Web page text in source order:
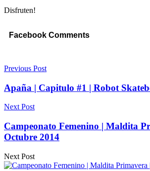
Disfruten!
Facebook Comments
Previous Post
Apaña | Capitulo #1 | Robot
Next Post
Campeonato Femenino | Maldita
Octubre 2014
Next Post